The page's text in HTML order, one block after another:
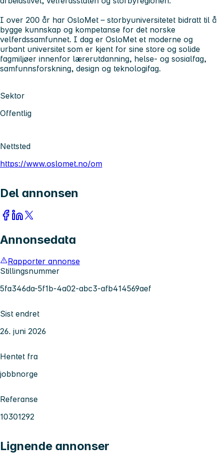
I over 200 år har OsloMet – storbyuniversitetet bidratt til å
bygge kunnskap og kompetanse for det norske
velferdssamfunnet. I dag er OsloMet et moderne og
urbant universitet som er kjent for sine store og solide
fagmiljøer innenfor lærerutdanning, helse- og sosialfag,
samfunnsforskning, design og teknologifag.
Sektor
Offentlig
Nettsted
https://www.oslomet.no/om
Del annonsen
Annonsedata
Rapporter annonse
Stillingsnummer
5fa346da-5f1b-4a02-abc3-afb414569aef
Sist endret
26. juni 2026
Hentet fra
jobbnorge
Referanse
10301292
Lignende annonser